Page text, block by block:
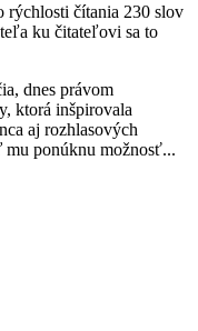
rýchlosti čítania 230 slov
ku čitateľovi sa to
dnes právom
ktorá inšpirovala
aj rozhlasových
ponúknu možnosť...